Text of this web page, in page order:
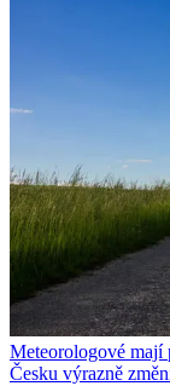
Meteorologové mají
Česku výrazně